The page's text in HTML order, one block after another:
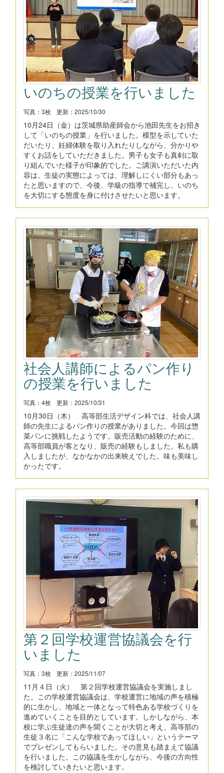
いのちの授業を行いました
写真：3枚 更新：2025/10/30
10月24日（金）は茨城県助産師会から池田先生をお招き
して「いのちの授業」を行いました。模型を示していた
だいたり、妊婦体験を取り入れたりしながら、分かりや
すくお話をしていただきました。男子も女子も真剣に取
り組んでいた様子が印象的でした。ご講演いただいた内
容は、生徒の実態によっては、理解しにくい部分もあっ
たと思いますので、今後、学級の指導で補完し、いのち
を大切にする態度を身に付けさせたいと思います。
社会人講師によるパン作り
の授業を行いました
写真：4枚 更新：2025/10/31
10月30日（木） 高等部生活デザイン科では、社会人講
師の先生によるパン作りの授業がありました。今回は惣
菜パンに挑戦したようです。販売活動の経験のために、
高等部職員が客となり、販売の経験もしました。私も購
入しましたが、なかなかの出来映えでした。味も美味し
かったです。
第２回学校運営協議会を行
いました
写真：3枚 更新：2025/11/07
11月４日（火） 第２回学校運営協議会を実施しまし
た。この学校運営協議会は、学校運営に地域の声を積極
的に生かし、地域と一体となって特色ある学校づくりを
進めていくことを目的としています。しかしながら、本
校に学ぶ生徒達の声を聞くことが大切と考え、高等部の
生徒３名に「こんな学校であってほしい」というテーマ
でプレゼンしてもらいました。その意見も踏まえて協議
を行いました。この協議を生かしながら、今後の方向性
を検討していきたいと思います。